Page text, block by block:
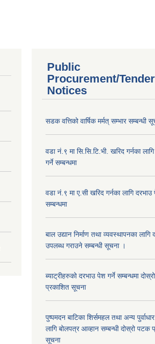
Public
Procurement/Tender
Notices
सडक वत्तिको वार्षिक मर्मत् सम्भार सम्बन्धी
वडा नं.९ मा सि.सि.टि.भी. खरिद गर्नका
गर्ने सम्बन्धमा
वडा नं.९ मा ए.सी खरिद गर्नका लागि दरभाउ
सम्बन्धमा
बाल उद्यान निर्माण तथा व्यवस्थापनका लागि
उपलब्ध गराउने सम्बन्धी सूचना ।
ब्याट्रीहरुको दरभाउ पेश गर्ने सम्बन्धमा
प्रकाशित सूचना
पुष्पमदन बाटिका शिर्समहल तथा अन्य पुर्वाधार
लागि बोलपत्र आव्हान सम्बन्धी दोस्रो पटक
सूचना